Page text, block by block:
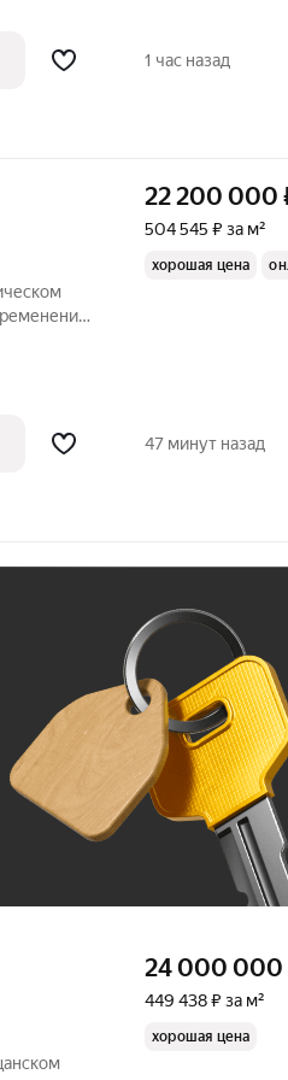
1 час назад
и к дому
22 200 000
504 545 ₽ за м²
хорошая цена
47 минут назад
24 000 000
449 438 ₽ за м²
хорошая цена